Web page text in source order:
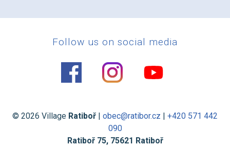
Follow us on social media
© 2026 Village Ratiboř | obec@ratibor.cz | +420 571 442
090
Ratiboř 75, 75621 Ratiboř